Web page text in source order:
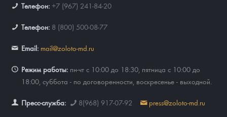
Телефон: +7 (967) 241-84-20
Телефон: 8 (800) 500-08-77
Email: mail@zoloto-md.ru
Режим работы: пн-чт с 10:00 до 18:30, пятница с 10:00 до
18:00, суббота - по договоренности, воскресенье - выходной.
Пресс-служба: 8(968) 917-07-92 press@zoloto-md.ru